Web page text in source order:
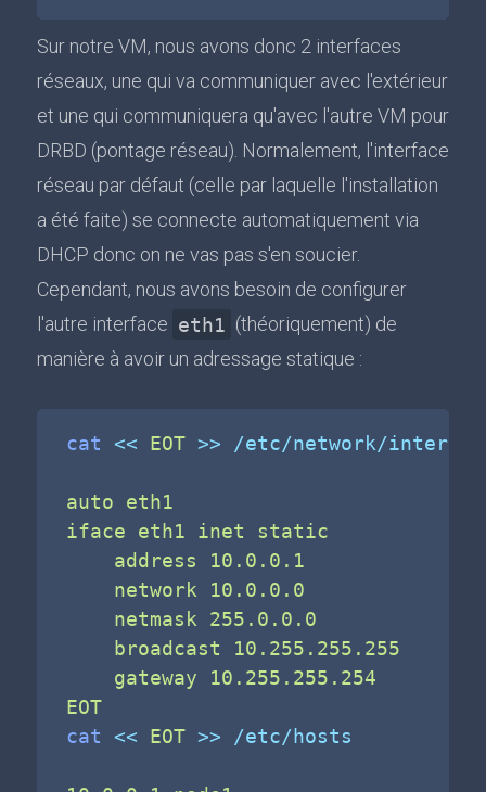
Sur notre VM, nous avons donc 2 interfaces
réseaux, une qui va communiquer avec l'extérieur
et une qui communiquera qu'avec l'autre VM pour
DRBD (pontage réseau). Normalement, l'interface
réseau par défaut (celle par laquelle l'installation
a été faite) se connecte automatiquement via
DHCP donc on ne vas pas s'en soucier.
Cependant, nous avons besoin de configurer
l'autre interface eth1 (théoriquement) de
manière à avoir un adressage statique :
cat << EOT >> /etc/network/
auto eth1
iface eth1 inet static
    address 10.0.0.1
    network 10.0.0.0
    netmask 255.0.0.0
    broadcast 10.255.255.255
    gateway 10.255.255.254
EOT
cat
<< EOT >> /etc/hosts